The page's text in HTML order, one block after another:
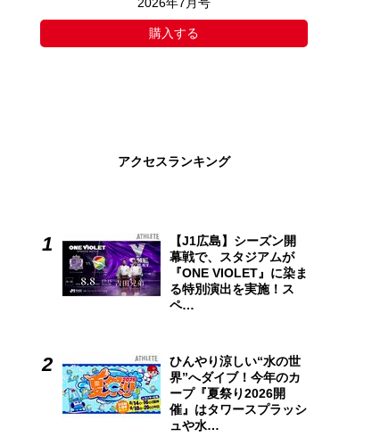
2026年7月号
購入する
アクセスランキング
【J1広島】シーズン開
幕戦で、スタジアムが
『ONE VIOLET』に染ま
る特別演出を実施！ス
ペ…
ひんやり涼しい“水の世
界”へダイブ！今年のカ
ープ『夏祭り2026開
催』はタワースプラッシ
ュや水…